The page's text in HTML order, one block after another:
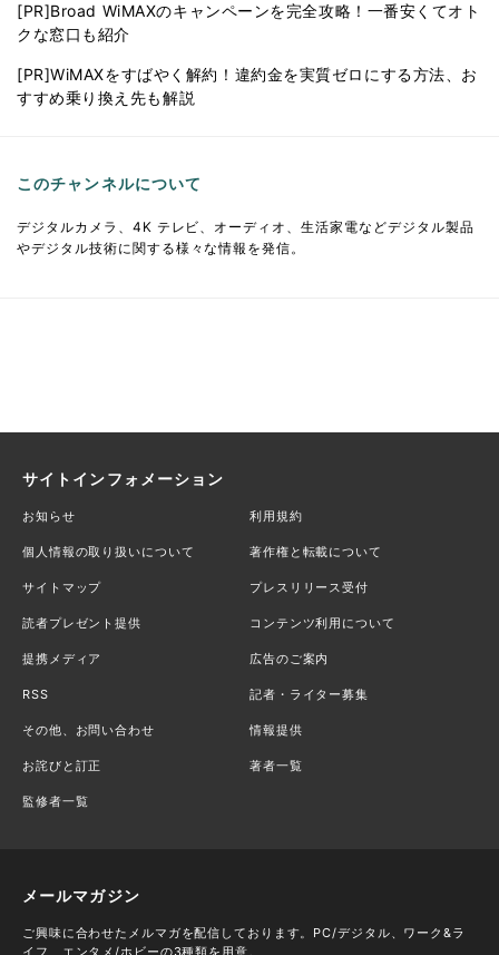
[PR]Broad WiMAXのキャンペーンを完全攻略！一番安くてオト
クな窓口も紹介
[PR]WiMAXをすばやく解約！違約金を実質ゼロにする方法、お
すすめ乗り換え先も解説
このチャンネルについて
デジタルカメラ、4K テレビ、オーディオ、生活家電などデジタル製品
やデジタル技術に関する様々な情報を発信。
サイトインフォメーション
お知らせ 利用規約
個人情報の取り扱いについて 著作権と転載について
サイトマップ プレスリリース受付
読者プレゼント提供 コンテンツ利用について
提携メディア 広告のご案内
RSS 記者・ライター募集
その他、お問い合わせ 情報提供
お詫びと訂正 著者一覧
監修者一覧
メールマガジン
ご興味に合わせたメルマガを配信しております。PC/デジタル、ワーク&ラ
イフ、エンタメ/ホビーの3種類を用意。